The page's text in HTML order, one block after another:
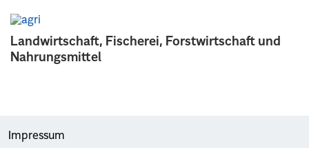
Landwirtschaft, Fischerei, Forstwirtschaft und
Nahrungsmittel
Impressum